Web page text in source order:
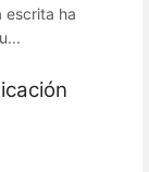
escrita ha